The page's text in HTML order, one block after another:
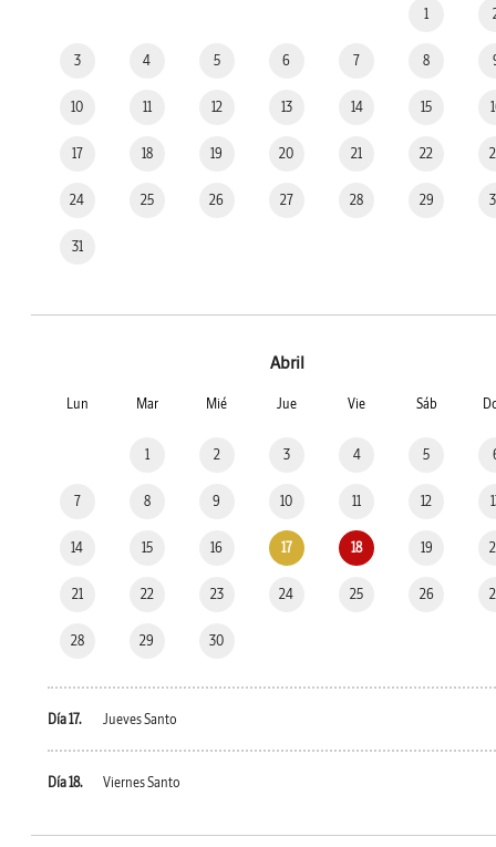
1
3 4 5 6 7 8
10 11 12 13 14 15
17 18 19 20 21 22
24 25 26 27 28 29
31
Abril
Lun Mar Mié Jue Vie Sáb
1 2 3 4 5
7 8 9 10 11 12
14 15 16 17 18 19
21 22 23 24 25 26
28 29 30
Día 17. Jueves Santo
Día 18. Viernes Santo